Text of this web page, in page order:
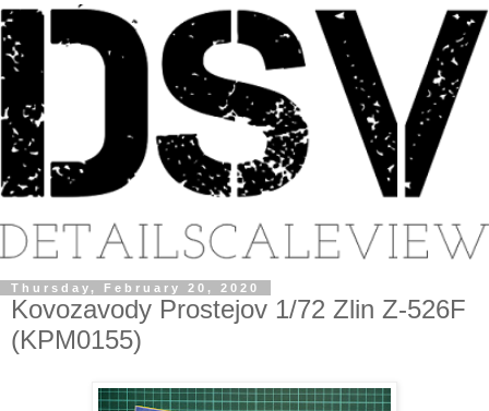
Thursday, February 20, 2020
Kovozavody Prostejov 1/72 Zlin Z-526F
(KPM0155)